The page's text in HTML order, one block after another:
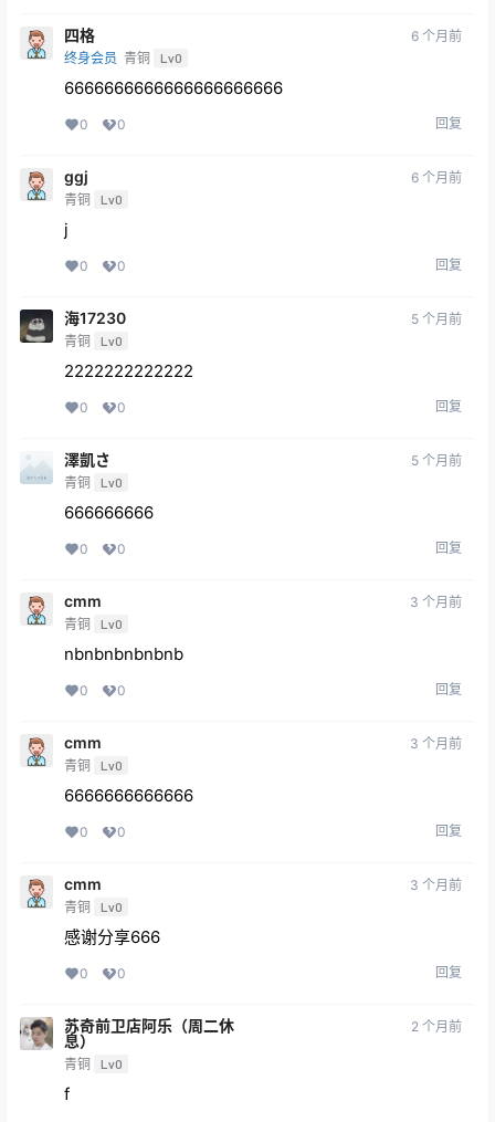
四格
终身会员 青铜 Lv0
6 个月前
6666666666666666666666
0 0 回复
ggj
青铜 Lv0
6 个月前
j
0 0 回复
海17230
青铜 Lv0
5 个月前
2222222222222
0 0 回复
澤凱さ
青铜 Lv0
5 个月前
666666666
0 0 回复
cmm
青铜 Lv0
3 个月前
nbnbnbnbnbnb
0 0 回复
cmm
青铜 Lv0
3 个月前
6666666666666
0 0 回复
cmm
青铜 Lv0
3 个月前
感谢分享666
0 0 回复
苏奇前卫店阿乐（周二休
息）
青铜 Lv0
2 个月前
f